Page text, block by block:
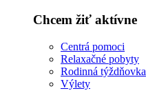
Chcem žiť aktívne
Centrá pomoci
Relaxačné pobyty
Rodinná týždňovka
Výlety